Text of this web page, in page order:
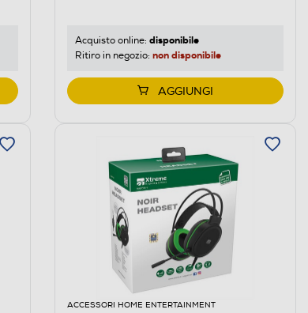
Acquisto online: disponibile
Ritiro in negozio: non disponibile
AGGIUNGI
ACCESSORI HOME ENTERTAINMENT